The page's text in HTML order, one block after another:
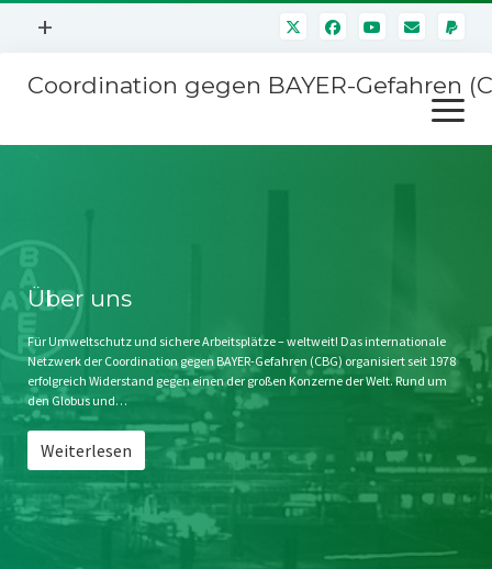
Menü
+
Mitmachen
Kontakt
Impressum
Störfälle
Coordination gegen BAYER-Gefahren
Menü
öffnen
Stichwort BAYER
Jahrestagung
SPENDEN
Über uns
Für Umweltschutz und sichere Arbeitsplätze – weltweit! Das internationale
Netzwerk der Coordination gegen BAYER-Gefahren (CBG) organisiert seit 1978
erfolgreich Widerstand gegen einen der großen Konzerne der Welt. Rund um
den Globus und…
Weiterlesen